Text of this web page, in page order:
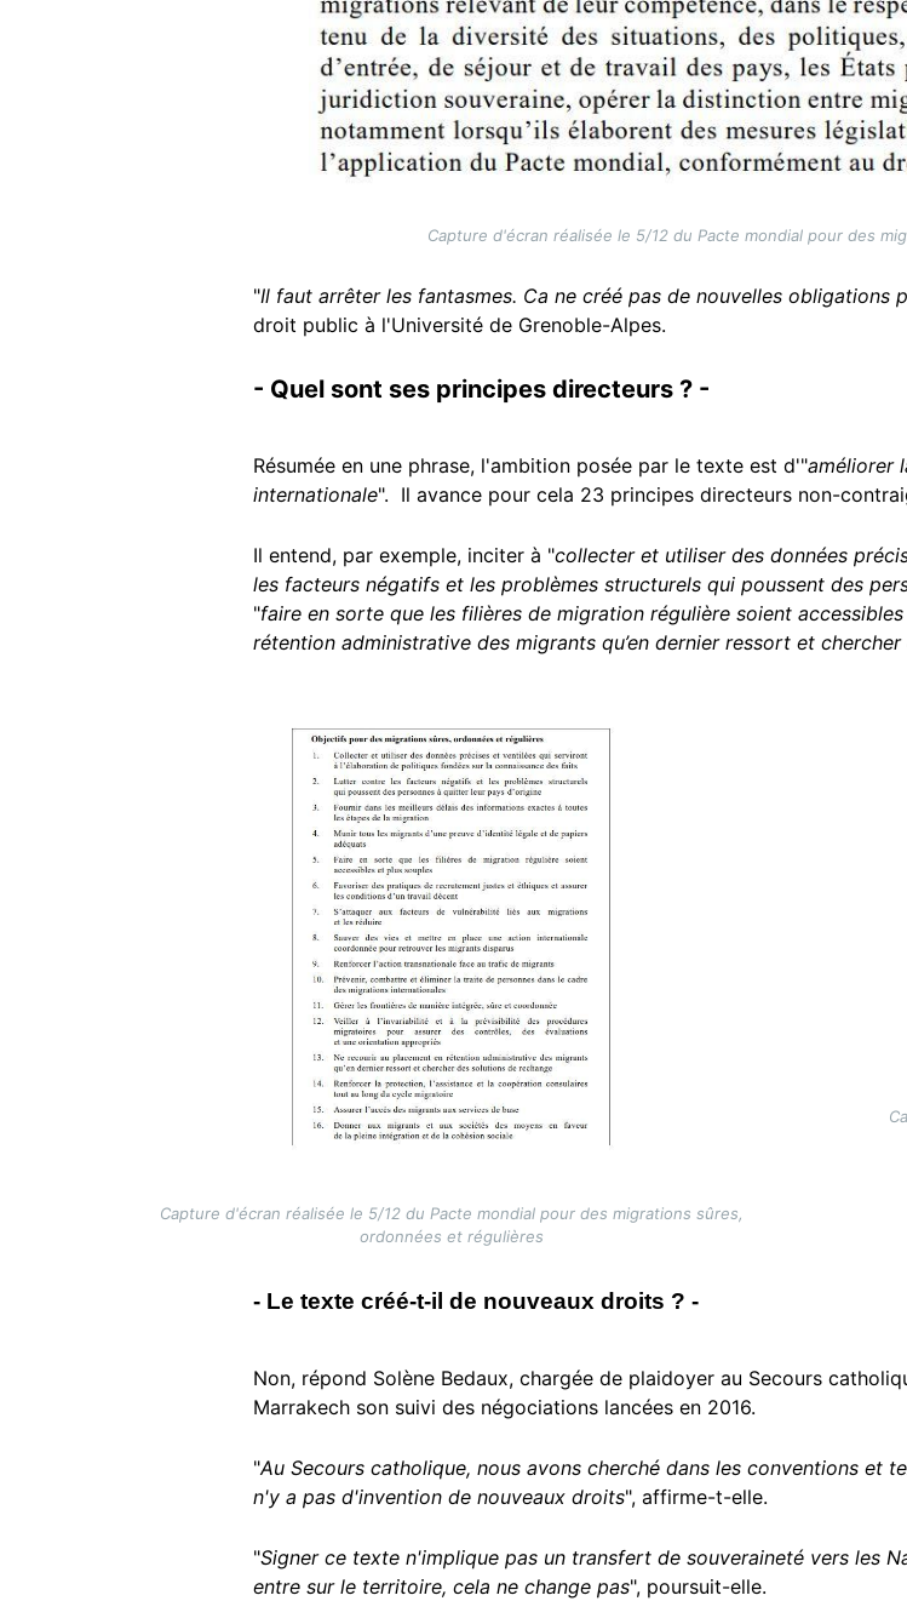
Capture d'écran réalisée le 5/12 du Pacte mondial pour des
"Il faut arrêter les fantasmes. Ca ne créé pas de nouvelles obligations
droit public à l'Université de Grenoble-Alpes.
- Quel sont ses principes directeurs ? -
Résumée en une phrase, l'ambition posée par le texte est d'"améliorer
internationale". Il avance pour cela 23 principes directeurs non-
Il entend, par exemple, inciter à "collecter et utiliser des données
les facteurs négatifs et les problèmes structurels qui poussent des
"faire en sorte que les filières de migration régulière soient
rétention administrative des migrants qu’en dernier ressort et
Capture d'écran réalisée le 5/12 du Pacte mondial pour des migrations sûres,
ordonnées et régulières
- Le texte créé-t-il de nouveaux droits ? -
Non, répond Solène Bedaux, chargée de plaidoyer au Secours
Marrakech son suivi des négociations lancées en 2016.
"Au Secours catholique, nous avons cherché dans les conventions et
n'y a pas d'invention de nouveaux droits", affirme-t-elle.
"Signer ce texte n'implique pas un transfert de souveraineté vers les
entre sur le territoire, cela ne change pas", poursuit-elle.